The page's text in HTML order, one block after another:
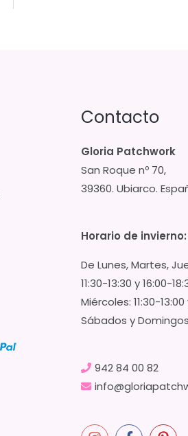
Contacto
Gloria Patchwork
San Roque nº 70,
39360. Ubiarco.
Horario de invierno:
De Lunes, Martes,
11:30-13:30 y 16:00-
Miércoles: 11:30-
Sábados y
942 84 00 82